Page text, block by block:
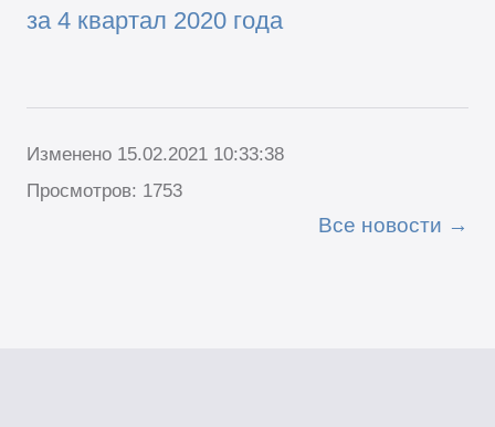
за 4 квартал 2020 года
Изменено 15.02.2021 10:33:38
Просмотров: 1753
Все новости